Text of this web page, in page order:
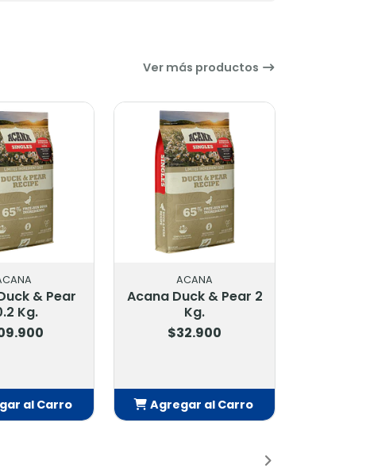
Ver más productos
& Pear
Kg.
al Carro
ACANA
Acana Duck & Pear 2
Kg.
$32.900
Agregar al Carro